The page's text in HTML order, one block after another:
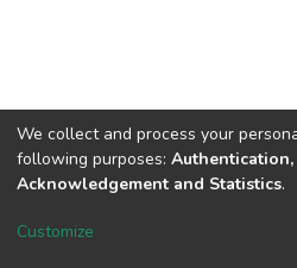
DSpace software copyright
We collect and process your
following purposes: Authentication,
Acknowledgement and Statistics.
Customize